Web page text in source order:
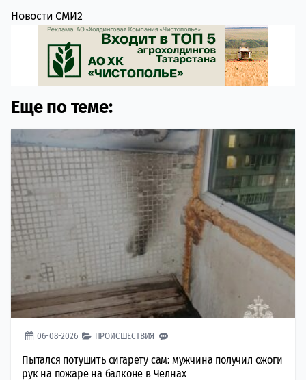
Новости СМИ2
Еще по теме:
06-08-2026 ПРОИСШЕСТВИЯ
Пытался потушить сигарету сам: мужчина получил ожоги
рук на пожаре на балконе в Челнах